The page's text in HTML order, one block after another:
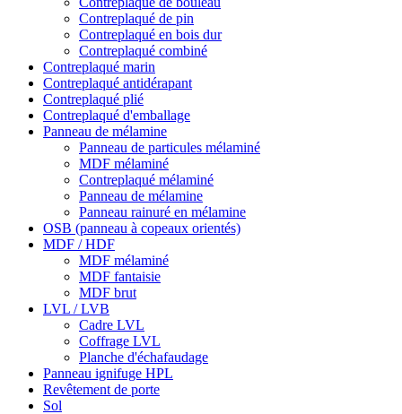
Contreplaqué de pin
Contreplaqué en bois dur
Contreplaqué combiné
Contreplaqué marin
Contreplaqué antidérapant
Contreplaqué plié
Contreplaqué d'emballage
Panneau de mélamine
Panneau de particules mélaminé
MDF mélaminé
Contreplaqué mélaminé
Panneau de mélamine
Panneau rainuré en mélamine
OSB (panneau à copeaux orientés)
MDF / HDF
MDF mélaminé
MDF fantaisie
MDF brut
LVL / LVB
Cadre LVL
Coffrage LVL
Planche d'échafaudage
Panneau ignifuge HPL
Revêtement de porte
Sol